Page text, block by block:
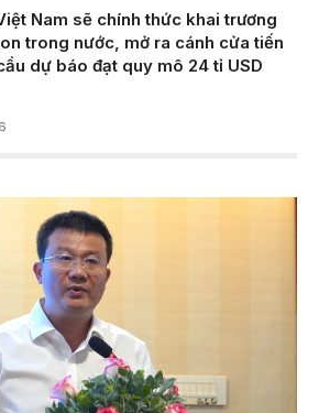
Nam sẽ chính thức khai trương
trong nước, mở ra cánh cửa tiến
dự báo đạt quy mô 24 tỉ USD